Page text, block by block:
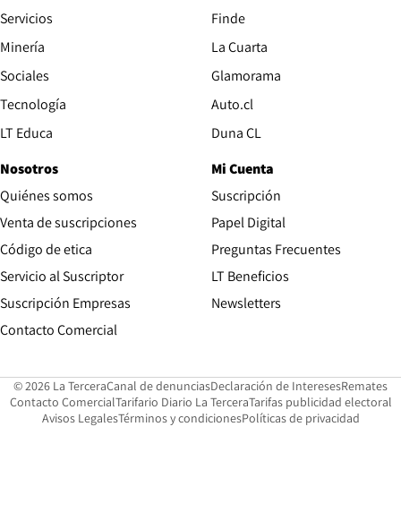
Servicios
Minería
Sociales
Tecnología
LT Educa
Finde
La Cuarta
Glamorama
Auto.cl
Duna CL
Nosotros
Quiénes somos
Venta de suscripciones
Código de etica Opens in new window
Servicio al Suscriptor
Suscripción Empresas
Contacto Comercial
Mi Cuenta
Suscripción
Papel Digital
Preguntas Frecuentes
LT Beneficios
Newsletters
© 2026 La TerceraCanal de denunciasOpens in new window
Declaración de InteresesOpens in
Remates
Contacto ComercialOpens in new window
Tarifario Diario La TerceraOpens in new window
Tarifas publicidad electoral
Avisos LegalesOpens in new window
Términos y condicionesPolíticas de privacidad